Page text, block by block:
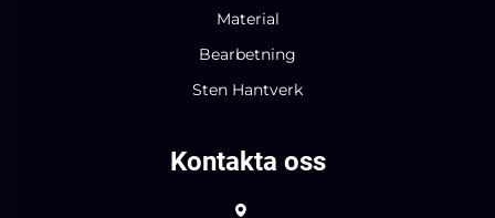
Material
Bearbetning
Sten Hantverk
Kontakta oss